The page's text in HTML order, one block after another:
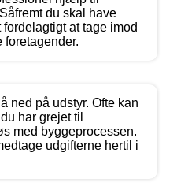
du skal have
at tage imod
foretagender.
ned på udstyr. Ofte kan
har grejet til
med byggeprocessen.
udgifterne hertil i